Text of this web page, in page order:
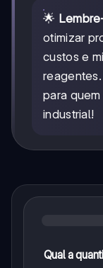
🌟
otimizar
custos e
para
industrial!
Qual a